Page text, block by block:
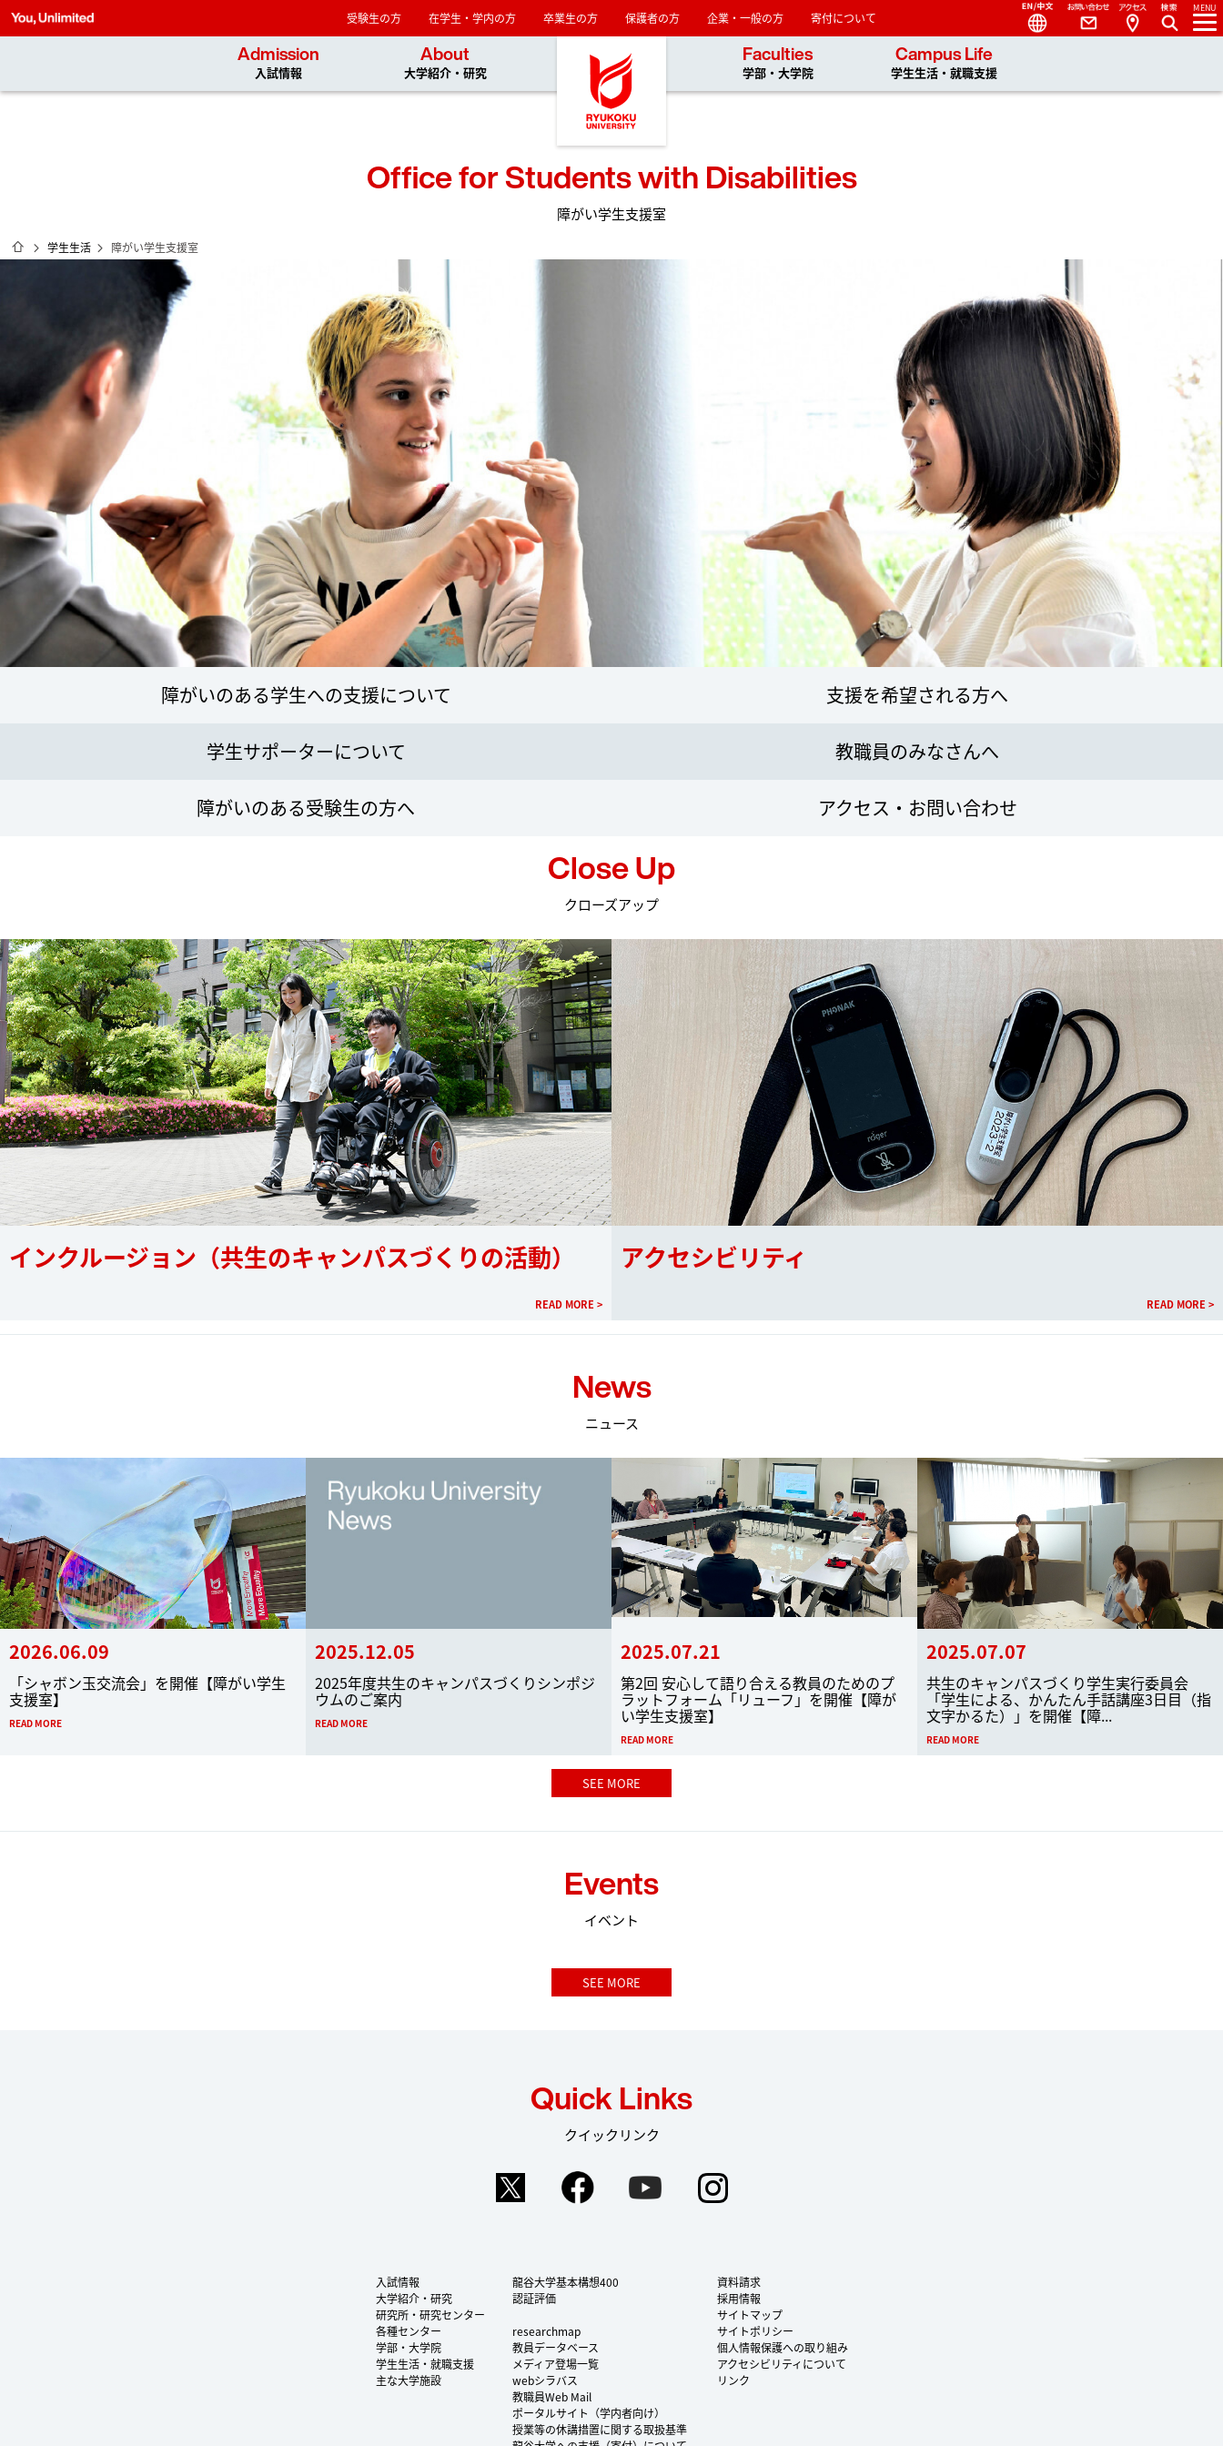
龍谷大学 You, Unlimited
受験生の方 在学生・学内の方 卒業生の方 保護者の方 企業・一般の方 寄付について
Admission
入試情報
About
大学紹介・研究
Faculties
学部・大学院
Campus Life
学生生活・就職支援
MENU
Access
Contact
Language
Office for Students with Disabilities
障がい学生支援室
ホーム
学生生活 障がい学生支援室
障がいのある学生への支援について 支援を希望される方へ
学生サポーターについて 教職員のみなさんへ
障がいのある受験生の方へ アクセス・お問い合わせ
Close Up
クローズアップ
インクルージョン（共生のキャンパスづくりの活動）
READ MORE >
アクセシビリティ
READ MORE >
News
ニュース
2026.06.09
「シャボン玉交流会」を開催【障がい学生
支援室】
READ MORE
2025.12.05
2025年度共生のキャンパスづくりシンポジ
ウムのご案内
READ MORE
2025.07.21
第2回 安心して語り合える教員のためのプ
ラットフォーム「リューフ」を開催【障が
い学生支援室】
READ MORE
2025.07.07
共生のキャンパスづくり学生実行委員会
「学生による、かんたん手話講座3日目（指
文字かるた）」を開催【障...
READ MORE
SEE MORE
Events
イベント
SEE MORE
Quick Links
クイックリンク
Twitter FacebookYouTube
入試情報
大学紹介・研究
研究所・研究センター
各種センター
学部・大学院
学生生活・就職支援
主な大学施設
龍谷大学基本構想400
認証評価
researchmap
教員データベース
メディア登場一覧
webシラバス
教職員Web Mail
ポータルサイト（学内者向け）
授業等の休講措置に関する取扱基準
資料請求
採用情報
サイトマップ
サイトポリシー
個人情報保護への取り組み
アクセシビリティについて
リンク